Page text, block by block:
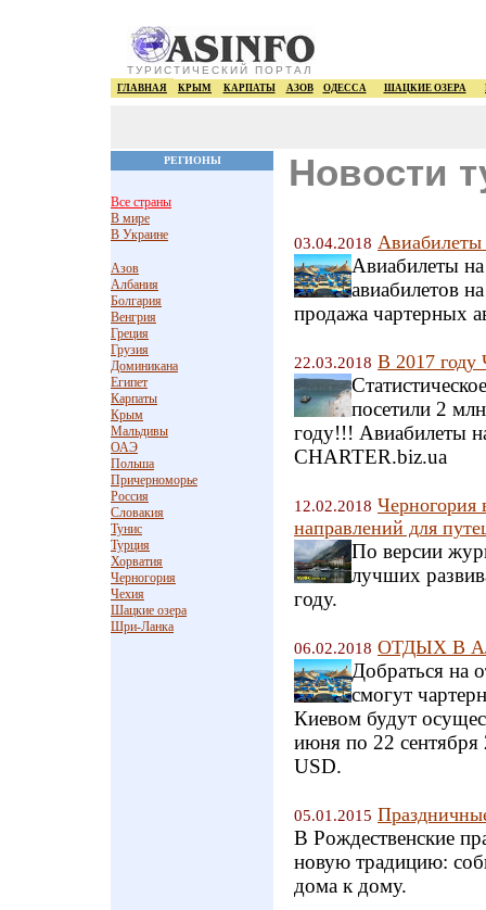
ТУРИСТИЧЕСКИЙ ПОРТАЛ
ГЛАВНАЯ КРЫМ КАРПАТЫ АЗОВ ОДЕССА ШАЦКИЕ ОЗЕРА
РЕГИОНЫ Новости
Все страны
В мире
В Украине
Азов
Албания
Болгария
Венгрия
Греция
Грузия
Доминикана
Египет
Карпаты
Крым
Мальдивы
ОАЭ
Польша
Причерноморье
Россия
Словакия
Тунис
Турция
Хорватия
Черногория
Чехия
Шацкие озера
Шри-Ланка
03.04.2018
Авиабилеты
авиабилетов
продажа чартерных
22.03.2018 В 2017 году
посетили 2
году!!! Авиабилеты
CHARTER.biz.ua
12.02.2018
направлений для
По версии
лучших
году.
06.02.2018 ОТДЫХ В
Добраться на
смогут
Киевом будут
июня по 22 сентября
USD.
05.01.2015
В Рождественские
новую традицию:
дома к дому.